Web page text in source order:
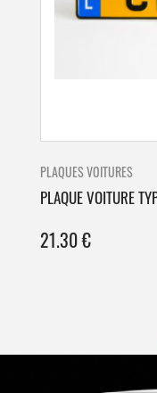
PLAQUES VOITURES
PLAQUE VOITURE
21.30€